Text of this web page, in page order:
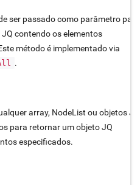
ser passado como parâmetro para
contendo os elementos
método é implementado via
.
array, NodeList ou objetos JQ
para retornar um objeto JQ
especificados.